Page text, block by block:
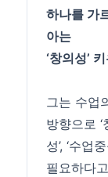
하나를 가
아는
‘창의성’
그는 수업
방향으로 ‘
성’, ‘수업
필요하다